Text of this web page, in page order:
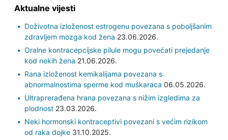
Aktualne vijesti
Doživotna izloženost estrogenu povezana s poboljšanim
zdravljem mozga kod žena 23.06.2026.
Oralne kontracepcijske pilule mogu povećati prejedanje
kod nekih žena 21.06.2026.
Rana izloženost kemikalijama povezana s
abnormalnostima sperme kod muškaraca 06.05.2026.
Ultraprerađena hrana povezana s nižim izgledima za
plodnost23.03.2026.
Neki hormonski kontraceptivi povezani s većim rizikom
od raka dojke31.10.2025.